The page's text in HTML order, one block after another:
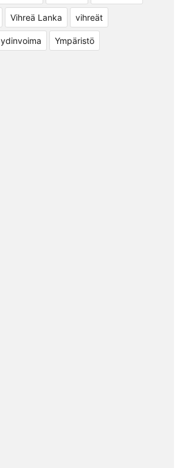
Vihreä Lanka vihreät
ydinvoima Ympäristö